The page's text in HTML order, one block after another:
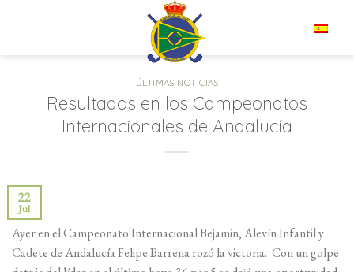
ÚLTIMAS NOTICIAS
Resultados en los Campeonatos
Internacionales de Andalucía
22
Jul
Ayer en el Campeonato Internacional Bejamin, Alevín Infantil y
Cadete de Andalucía Felipe Barrena rozó la victoria. Con un golpe